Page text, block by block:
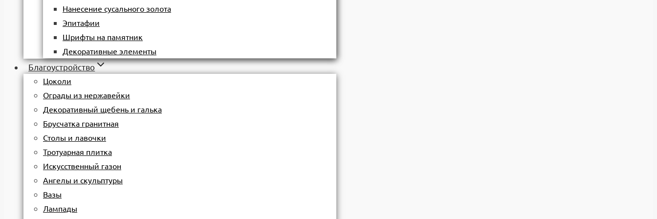
Нанесение сусального золота
Эпитафии
Шрифты на памятник
Декоративные элементы
Благоустройство
Цоколи
Ограды из нержавейки
Декоративный щебень и галька
Брусчатка гранитная
Столы и лавочки
Тротуарная плитка
Искусственный газон
Ангелы и скульптуры
Вазы
Лампады